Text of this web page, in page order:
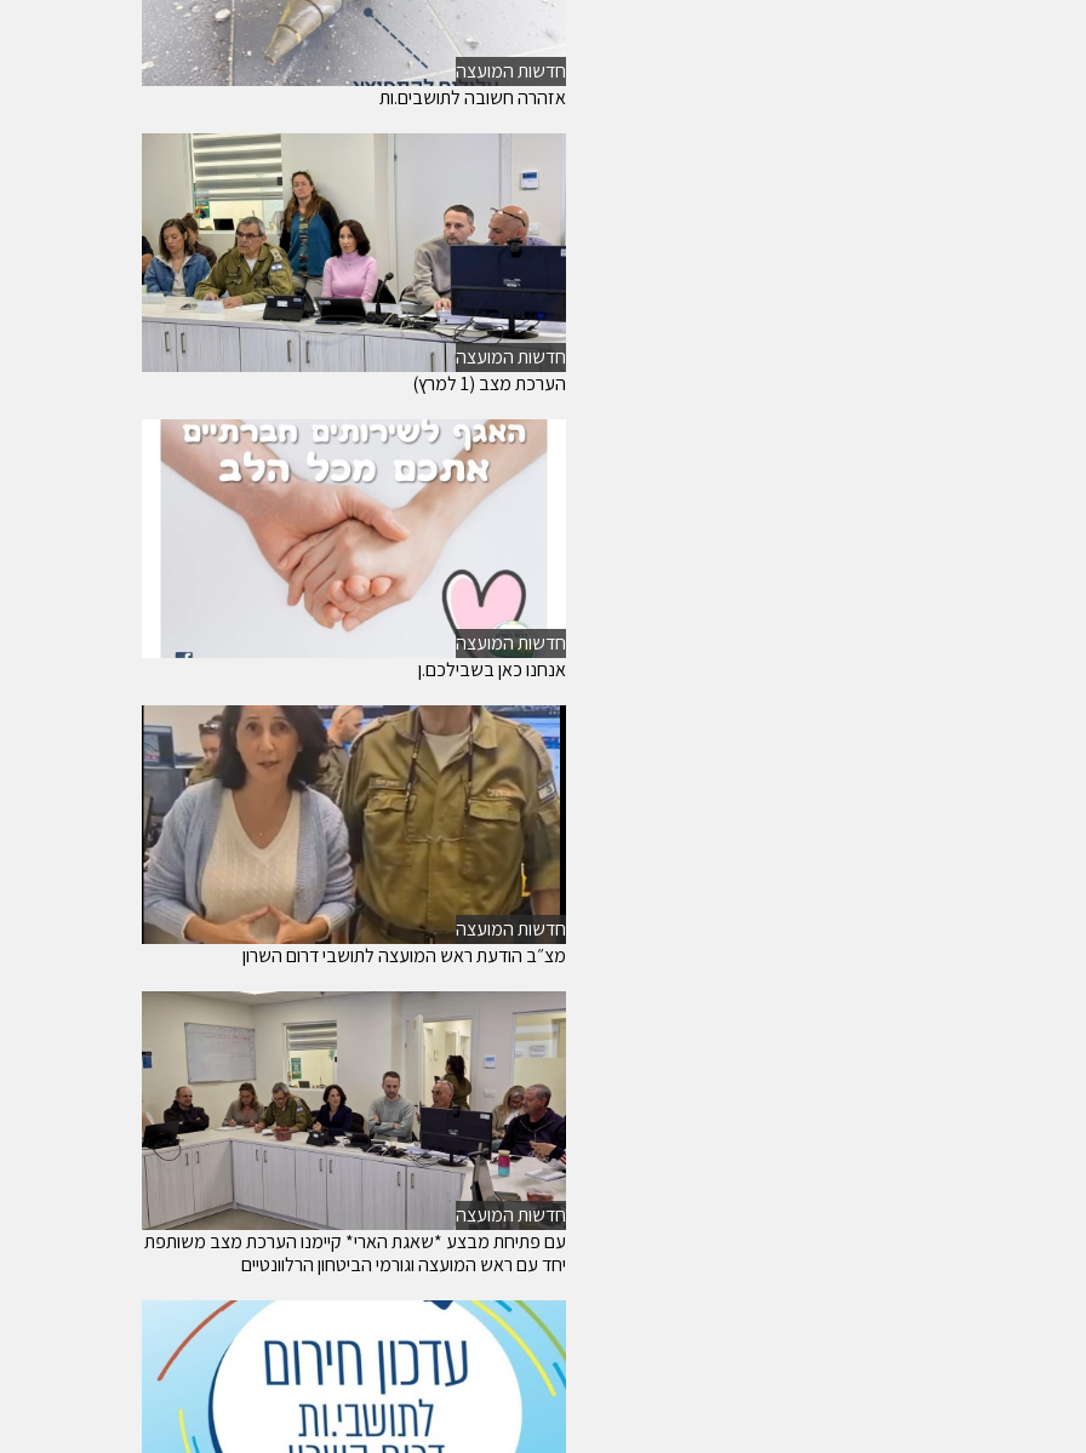
חדשות המועצה
אזהרה חשובה לתושבים.ות
חדשות המועצה
הערכת מצב (1 למרץ)
חדשות המועצה
אנחנו כאן בשבילכם.ן
חדשות המועצה
מצ״ב הודעת ראש המועצה לתושבי דרום השרון
חדשות המועצה
עם פתיחת מבצע *שאגת הארי* קיימנו הערכת מצב משותפת
יחד עם ראש המועצה וגורמי הביטחון הרלוונטיים